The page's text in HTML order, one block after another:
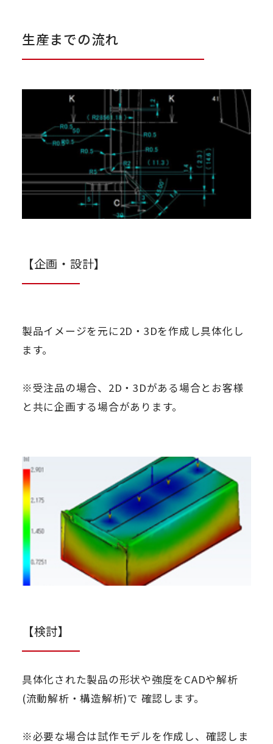
生産までの流れ
【企画・設計】
製品イメージを元に2D・3Dを作成し具体化し
ます。
※受注品の場合、2D・3Dがある場合とお客様
と共に企画する場合があります。
【検討】
具体化された製品の形状や強度をCADや解析
(流動解析・構造解析)で 確認します。
※必要な場合は試作モデルを作成し、確認しま